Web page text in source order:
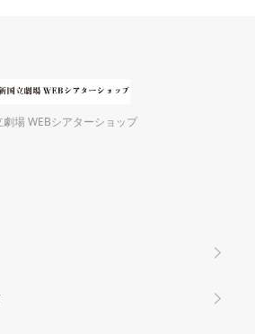
劇場 WEBシアターショップ